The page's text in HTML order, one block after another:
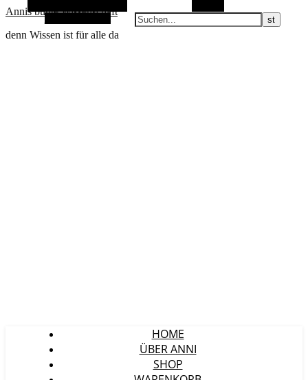
Annis bunte Wissenschaft
denn Wissen ist für alle da
Zufallsauswahl
HOME
ÜBER ANNI
SHOP